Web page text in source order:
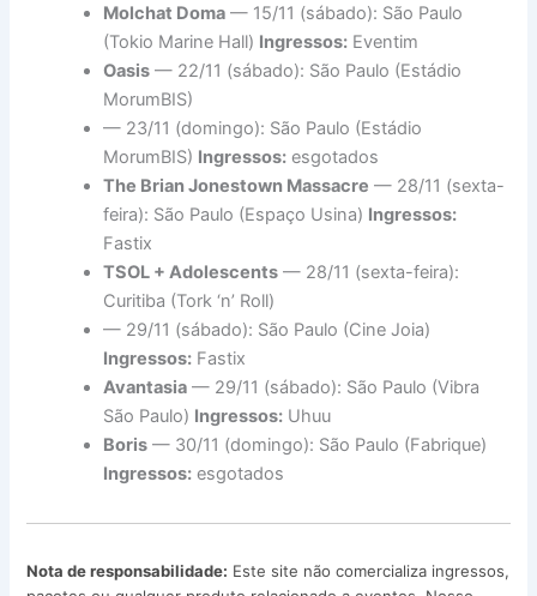
Molchat Doma — 15/11 (sábado): São Paulo
(Tokio Marine Hall) Ingressos: Eventim
Oasis — 22/11 (sábado): São Paulo (Estádio
MorumBIS)
— 23/11 (domingo): São Paulo (Estádio
MorumBIS) Ingressos: esgotados
The Brian Jonestown Massacre — 28/11 (sexta-
feira): São Paulo (Espaço Usina) Ingressos:
Fastix
TSOL + Adolescents — 28/11 (sexta-feira):
Curitiba (Tork ‘n’ Roll)
— 29/11 (sábado): São Paulo (Cine Joia)
Ingressos: Fastix
Avantasia — 29/11 (sábado): São Paulo (Vibra
São Paulo) Ingressos: Uhuu
Boris — 30/11 (domingo): São Paulo (Fabrique)
Ingressos: esgotados
Nota de responsabilidade: Este site não comercializa ingressos,